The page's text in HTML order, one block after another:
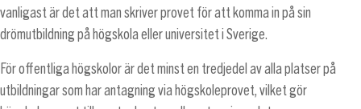
vanligast är det att man skriver provet för att komma in på sin
drömutbildning på högskola eller universitet i Sverige.
För offentliga högskolor är det minst en tredjedel av alla platser på
utbildningar som har antagning via högskoleprovet, vilket gör